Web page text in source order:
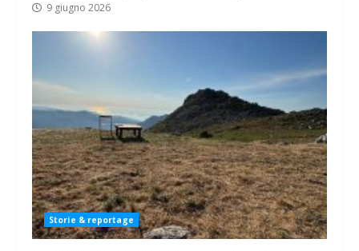
9 giugno 2026
Storie & reportage